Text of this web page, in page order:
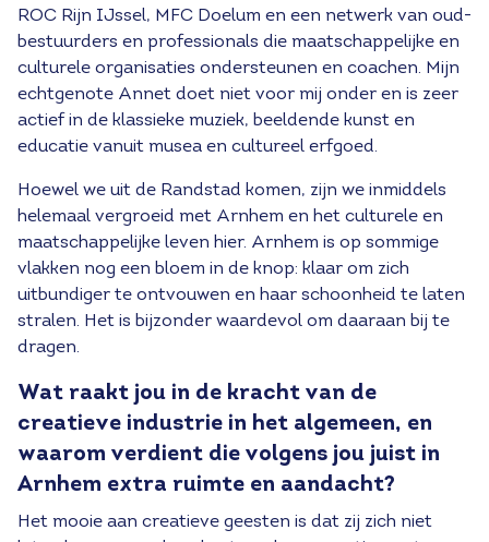
ROC Rijn IJssel, MFC Doelum en een netwerk van oud-
bestuurders en professionals die maatschappelijke en
culturele organisaties ondersteunen en coachen. Mijn
echtgenote Annet doet niet voor mij onder en is zeer
actief in de klassieke muziek, beeldende kunst en
educatie vanuit musea en cultureel erfgoed.
Hoewel we uit de Randstad komen, zijn we inmiddels
helemaal vergroeid met Arnhem en het culturele en
maatschappelijke leven hier. Arnhem is op sommige
vlakken nog een bloem in de knop: klaar om zich
uitbundiger te ontvouwen en haar schoonheid te laten
stralen. Het is bijzonder waardevol om daaraan bij te
dragen.
Wat raakt jou in de kracht van de
creatieve industrie in het algemeen, en
waarom verdient die volgens jou juist in
Arnhem extra ruimte en aandacht?
Het mooie aan creatieve geesten is dat zij zich niet